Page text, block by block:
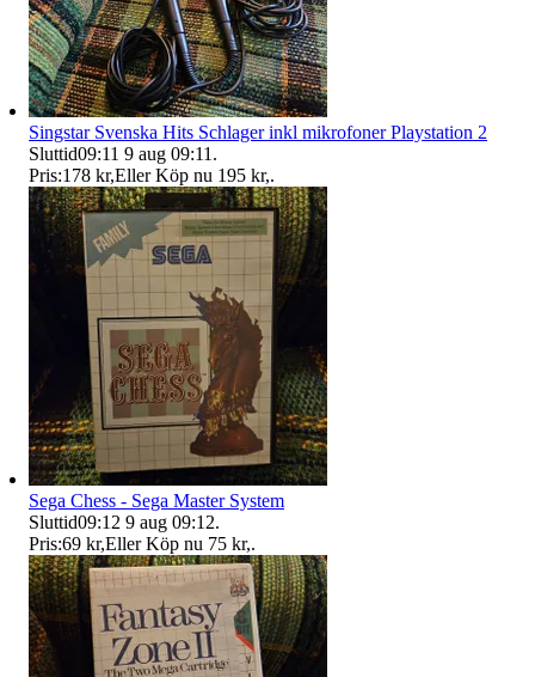
Singstar Svenska Hits Schlager inkl mikrofoner Playstation 2
Sluttid09:11 9 aug 09:11 .
Pris:178 kr,Eller Köp nu 195 kr,.
Sega Chess - Sega Master System
Sluttid09:12 9 aug 09:12.
Pris:69 kr,Eller Köp nu 75 kr,.